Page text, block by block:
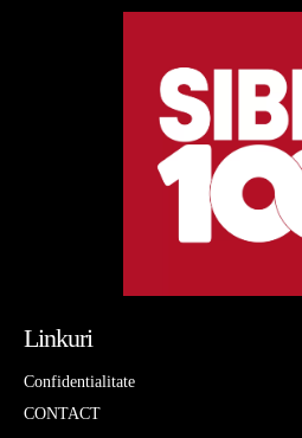
Linkuri
Confidentialitate
CONTACT